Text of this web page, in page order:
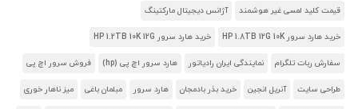
قیمت کلید لمسی غیر هوشمند آژانس دیجیتال مارکتینگ
خرید هارد سرور HP 1.8TB 12G 10K خرید هارد سرور HP 1.2TB 10K 12G
سفارش ربات تلگرام نمایندگی ایران رادیاتور هارد سرور اچ پی (hp) فروش سرور اچ پی
طراحی سایت آنریل انجین خرید بذر بادمجان هارد سرور مبلمان باغی میز ناهار خوری